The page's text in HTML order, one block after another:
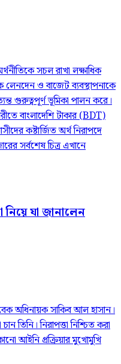
সচল রাখা লক্ষাধিক
লেনদেন ও বাজেট ব্যবস্থাপনাকে
গুরুত্বপূর্ণ ভূমিকা পালন করে।
বাংলাদেশি টাকার (BDT)
কষ্টার্জিত অর্থ নিরাপদে
সর্বশেষ চিত্র এখানে
যা জানালেন
অধিনায়ক সাকিব আল হাসান।
তিনি। নিরাপত্তা নিশ্চিত করা
আইনি প্রক্রিয়ার মুখোমুখি